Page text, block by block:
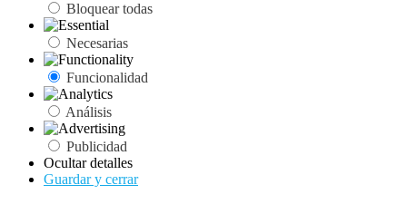
Bloquear todas
Necesarias
Funcionalidad
Análisis
Publicidad
Ocultar detalles
Guardar y cerrar